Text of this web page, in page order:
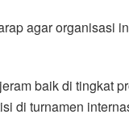
agar organisasi
baik di tingkat
di turnamen